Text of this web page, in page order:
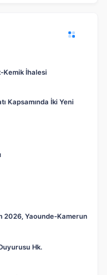
Kemik İhalesi
Kapsamında İki Yeni
2026, Yaounde-Kamerun
Hk.